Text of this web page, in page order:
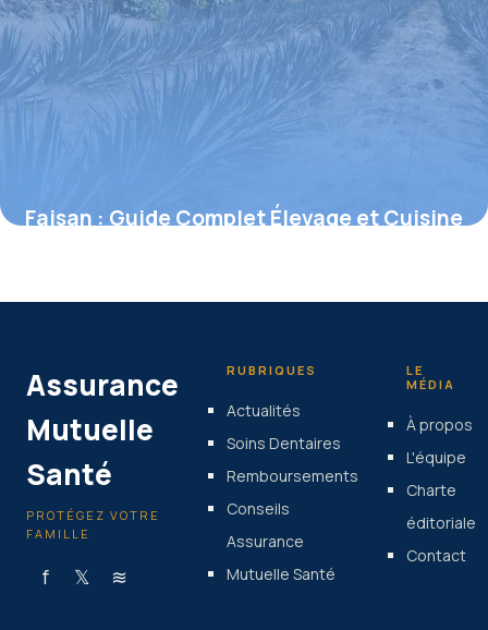
Faisan : Guide Complet Élevage et Cuisine
Assurance
Mutuelle
Santé
PROTÉGEZ VOTRE
FAMILLE
f 𝕏 ≋
RUBRIQUES
Actualités
Soins Dentaires
Remboursements
Conseils
Assurance
Mutuelle Santé
LE
MÉDIA
À propos
L'équipe
Charte
éditoriale
Contact